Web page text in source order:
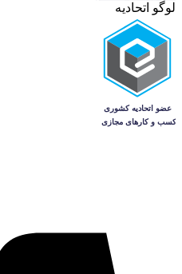
لوگو اتحادیه